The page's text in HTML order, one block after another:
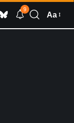
9
Aa